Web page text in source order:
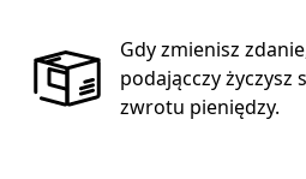
Gdy zmienisz
podającczy życzysz
zwrotu pieniędzy.